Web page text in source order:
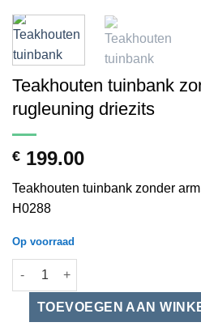
Teakhouten tuinbank
rugleuning driezits
€ 199.00
Teakhouten tuinbank zonder
H0288
Op voorraad
Teakhouten tuinbank zonder